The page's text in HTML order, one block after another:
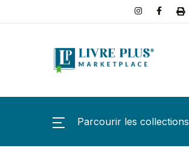
Parcourir les collections